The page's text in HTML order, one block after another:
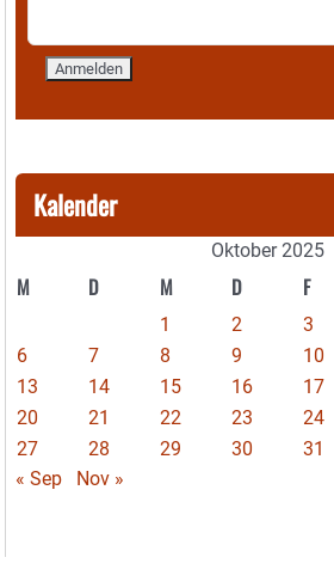
Kalender
Oktober 2025
M D M D F
1 2 3
6
7 8 9 10
13
14 15 16 17
20
21 22 23 24
27
28 29 30
31
« Sep
Nov »